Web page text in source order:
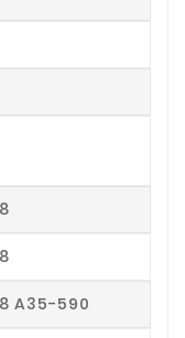
A35-590